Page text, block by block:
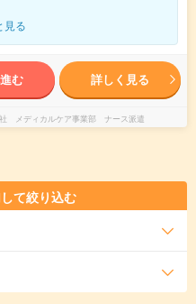
見る
む 詳しく見る
社 メディカルケア事業部 ナース派遣
て絞り込む